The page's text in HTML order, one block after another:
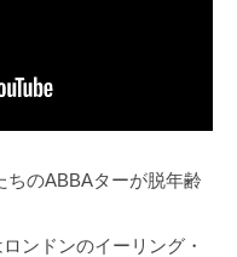
のABBAターが脱年齢
ンドンのイーリング・